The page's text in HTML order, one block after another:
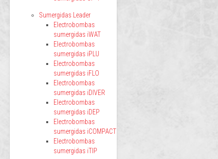
Sumergidas Leader
Electrobombas
sumergidas iWAT
Electrobombas
sumergidas iPLU
Electrobombas
sumergidas iFLO
Electrobombas
sumergidas iDIVER
Electrobombas
sumergidas iDEP
Electrobombas
sumergidas iCOMPACT
Electrobombas
sumergidas iTIP